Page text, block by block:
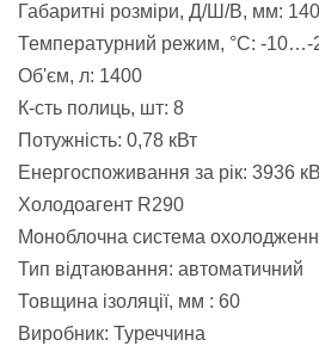
Габаритні розміри, Д/Ш/В, мм:
Температурний режим, °С: -10…-
Об'єм, л: 1400
К-сть полиць, шт: 8
Потужність: 0,78 кВт
Енергоспоживання за рік: 3936
Холодоагент R290
Моноблочна система
Тип відтаювання: автоматичний
Товщина ізоляції, мм : 60
Виробник: Туреччина